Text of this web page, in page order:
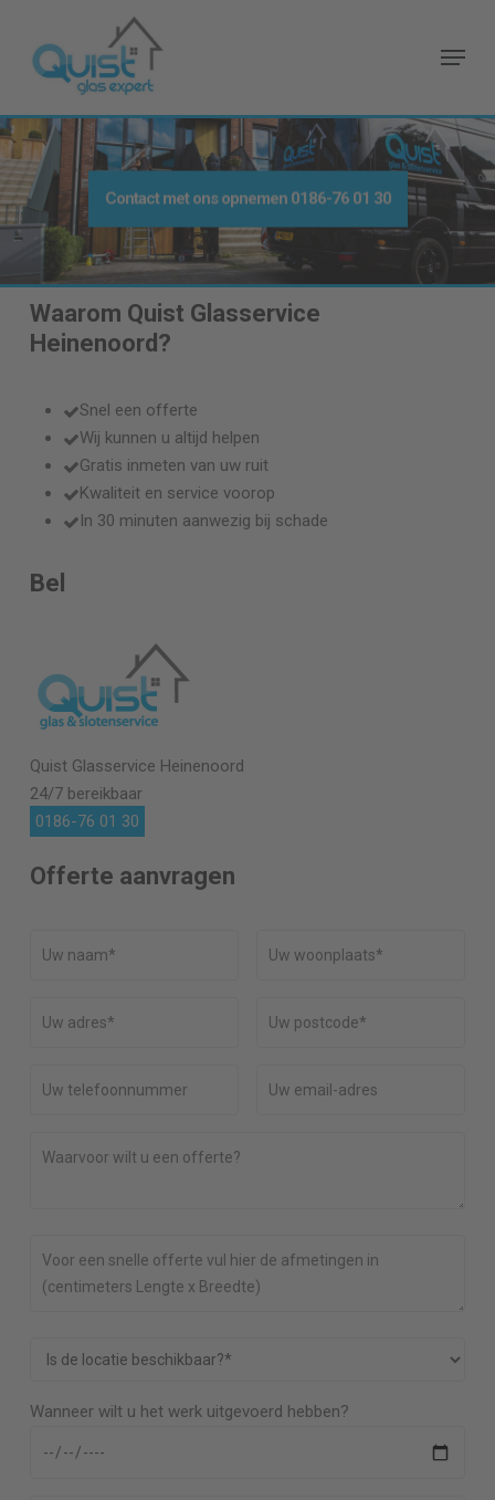
main
Menu
Contact met ons opnemen 0186-76 01 30
Waarom Quist Glasservice
Heinenoord ?
Snel een offerte
Wij kunnen u altijd helpen
Gratis inmeten van uw ruit
Kwaliteit en service voorop
In 30 minuten aanwezig bij schade
Bel
Quist Glasservice Heinenoord
24/7 bereikbaar
0186-76 01 30
Offerte aanvragen
Wanneer wilt u het werk uitgevoerd hebben?